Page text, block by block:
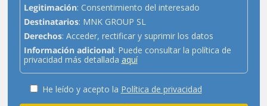
Legitimación: Consentimiento del interesado
Destinatarios: MNK GROUP SL
Derechos: Acceder, rectificar y suprimir los datos
Información adicional: Puede consultar la política de
privacidad más detallada aquí
He leído y acepto la Política de privacidad